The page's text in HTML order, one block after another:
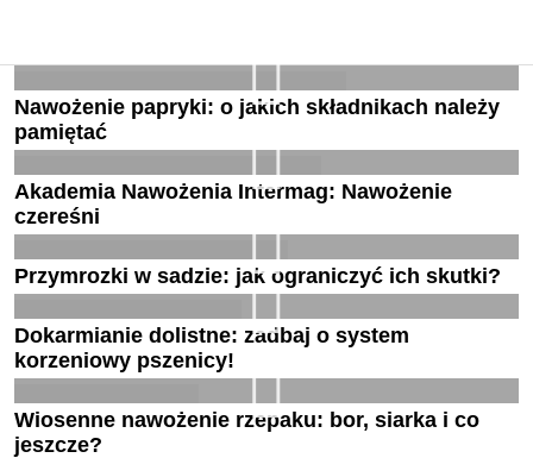
Nawożenie papryki: o jakich składnikach należy
pamiętać
Akademia Nawożenia Intermag: Nawożenie
czereśni
Przymrozki w sadzie: jak ograniczyć ich skutki?
Dokarmianie dolistne: zadbaj o system
korzeniowy pszenicy!
Wiosenne nawożenie rzepaku: bor, siarka i co
jeszcze?